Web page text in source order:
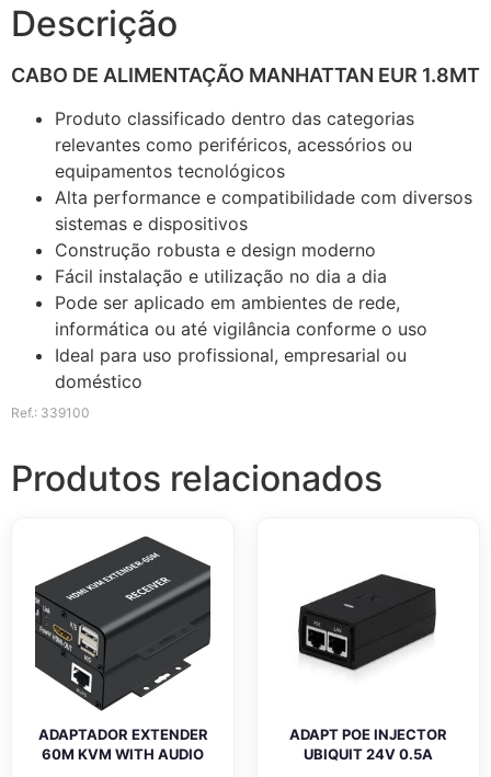
Descrição
CABO DE ALIMENTAÇÃO MANHATTAN EUR 1.8MT
Produto classificado dentro das categorias
relevantes como periféricos, acessórios ou
equipamentos tecnológicos
Alta performance e compatibilidade com diversos
sistemas e dispositivos
Construção robusta e design moderno
Fácil instalação e utilização no dia a dia
Pode ser aplicado em ambientes de rede,
informática ou até vigilância conforme o uso
Ideal para uso profissional, empresarial ou
doméstico
Ref.: 339100
Produtos relacionados
ADAPTADOR EXTENDER
60M KVM WITH AUDIO
ADAPT POE INJECTOR
UBIQUIT 24V 0.5A